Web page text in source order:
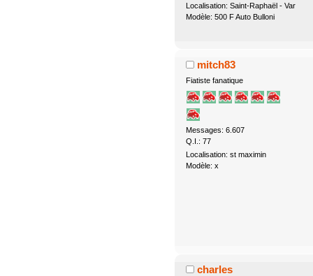
Localisation: Saint-Raphaël - Var
Modèle: 500 F Auto Bulloni
mitch83
Fiatiste fanatique
Messages: 6.607
Q.I.: 77
Localisation: st maximin
Modèle: x
charles